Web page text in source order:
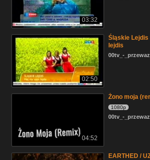
03:32
02:50
Śląskie Lejdis
lejdis
00tv_-
04:52
Żono moja
1080p
00tv_-
EARTHED /